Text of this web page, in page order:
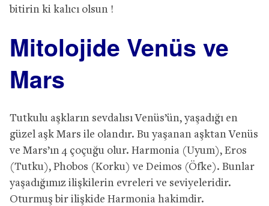
bitirin ki kalıcı olsun !
Mitolojide Venüs ve
Mars
Tutkulu aşkların sevdalısı Venüs’ün, yaşadığı en
güzel aşk Mars ile olandır. Bu yaşanan aşktan Venüs
ve Mars’ın 4 çoçuğu olur. Harmonia (Uyum), Eros
(Tutku), Phobos (Korku) ve Deimos (Öfke). Bunlar
yaşadığımız ilişkilerin evreleri ve seviyeleridir.
Oturmuş bir ilişkide Harmonia hakimdir.